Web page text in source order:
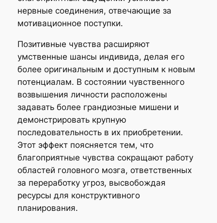
нервные соединения, отвечающие за
мотивационное поступки.
Позитивные чувства расширяют
умственные шансы индивида, делая его
более оригинальным и доступным к новым
потенциалам. В состоянии чувственного
возвышения личности расположены
задавать более грандиозные мишени и
демонстрировать крупную
последовательность в их приобретении.
Этот эффект поясняется тем, что
благоприятные чувства сокращают работу
областей головного мозга, ответственных
за переработку угроз, высвобождая
ресурсы для конструктивного
планирования.